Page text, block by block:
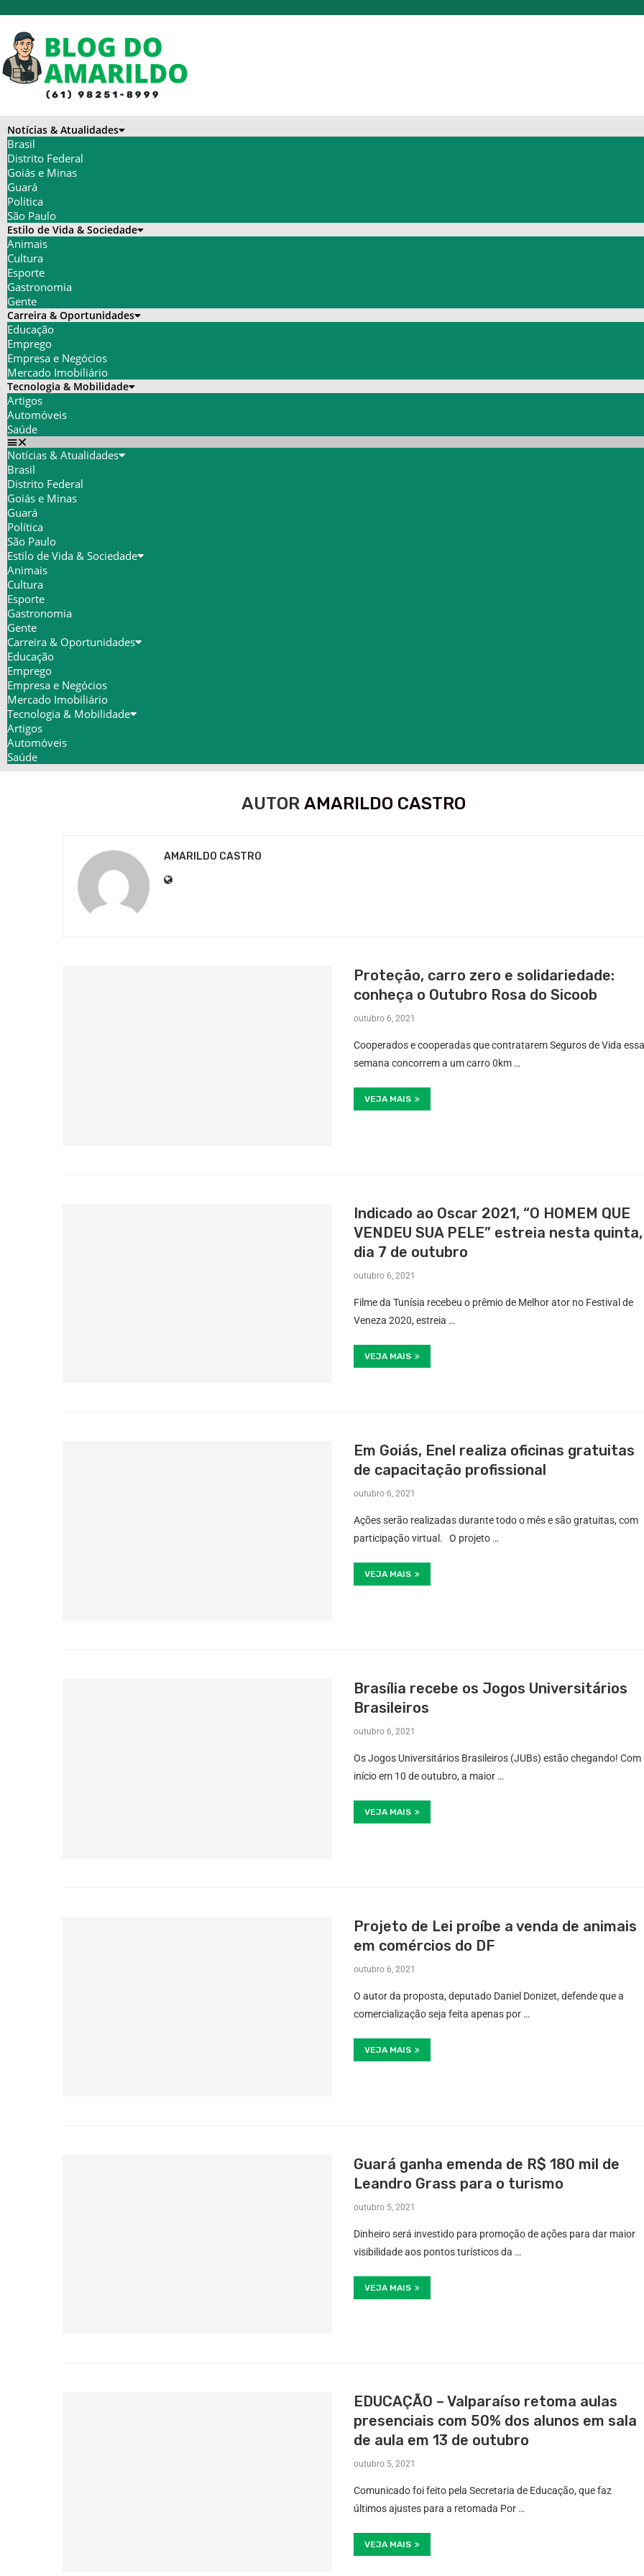
Notícias & Atualidades
Brasil
Distrito Federal
Goiás e Minas
Guará
Política
São Paulo
Estilo de Vida & Sociedade
Animais
Cultura
Esporte
Gastronomia
Gente
Carreira & Oportunidades
Educação
Emprego
Empresa e Negócios
Mercado Imobiliário
Tecnologia & Mobilidade
Artigos
Automóveis
Saúde
Notícias & Atualidades
Brasil
Distrito Federal
Goiás e Minas
Guará
Política
São Paulo
Estilo de Vida & Sociedade
Animais
Cultura
Esporte
Gastronomia
Gente
Carreira & Oportunidades
Educação
Emprego
Empresa e Negócios
Mercado Imobiliário
Tecnologia & Mobilidade
Artigos
Automóveis
Saúde
AUTOR AMARILDO CASTRO
AMARILDO CASTRO
Proteção, carro zero e solidariedade:
conheça o Outubro Rosa do Sicoob
outubro 6, 2021
Cooperados e cooperadas que contratarem Seguros de Vida essa
semana concorrem a um carro 0km …
VEJA MAIS
Indicado ao Oscar 2021, “O HOMEM QUE
VENDEU SUA PELE” estreia nesta quinta,
dia 7 de outubro
outubro 6, 2021
Filme da Tunísia recebeu o prêmio de Melhor ator no Festival de
Veneza 2020, estreia …
VEJA MAIS
Em Goiás, Enel realiza oficinas gratuitas
de capacitação profissional
outubro 6, 2021
Ações serão realizadas durante todo o mês e são gratuitas, com
participação virtual. O projeto …
VEJA MAIS
Brasília recebe os Jogos Universitários
Brasileiros
outubro 6, 2021
Os Jogos Universitários Brasileiros (JUBs) estão chegando! Com
início em 10 de outubro, a maior …
VEJA MAIS
Projeto de Lei proíbe a venda de animais
em comércios do DF
outubro 6, 2021
O autor da proposta, deputado Daniel Donizet, defende que a
comercialização seja feita apenas por …
VEJA MAIS
Guará ganha emenda de R$ 180 mil de
Leandro Grass para o turismo
outubro 5, 2021
Dinheiro será investido para promoção de ações para dar maior
visibilidade aos pontos turísticos da …
VEJA MAIS
EDUCAÇÃO – Valparaíso retoma aulas
presenciais com 50% dos alunos em sala
de aula em 13 de outubro
outubro 5, 2021
Comunicado foi feito pela Secretaria de Educação, que faz
últimos ajustes para a retomada Por …
VEJA MAIS